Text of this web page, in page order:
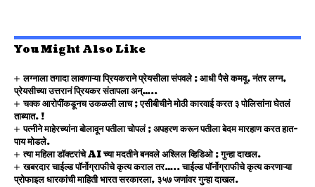
You Might Also Like
लग्नाला तगादा लावणाऱ्या प्रियकराने प्रेयसीला संपवले ; आधी पैसे कमवू, नंतर लग्न,
प्रेयसीच्या उत्तरानं प्रियकर संतापला अन्…..
चक्क आरोपींकडूनच उकळली लाच ; एसीबीचीने मोठी कारवाई करत ३ पोलिसांना घेतलं
ताब्यात. !
पत्नीने माहेरच्यांना बोलावून पतीला चोपलं ; अपहरण करून पतीला बेदम मारहाण करत हात-
पाय मोडले.
त्या महिला डॉक्टरांचे AI च्या मदतीने बनवले अश्लिल व्हिडिओ ; गुन्हा दाखल.
खबरदार चाईल्ड पॉर्नोग्राफीचे कृत्य कराल तर….. चाईल्ड पॉर्नोग्राफीचे कृत्य करणाऱ्या
प्रोफाइल धारकांची माहिती भारत सरकारला, ३५७ जणांवर गुन्हा दाखल.